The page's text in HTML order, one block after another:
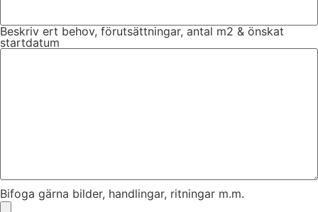
Beskriv ert behov, förutsättningar, antal m2 & önskat
startdatum
Bifoga gärna bilder, handlingar, ritningar m.m.